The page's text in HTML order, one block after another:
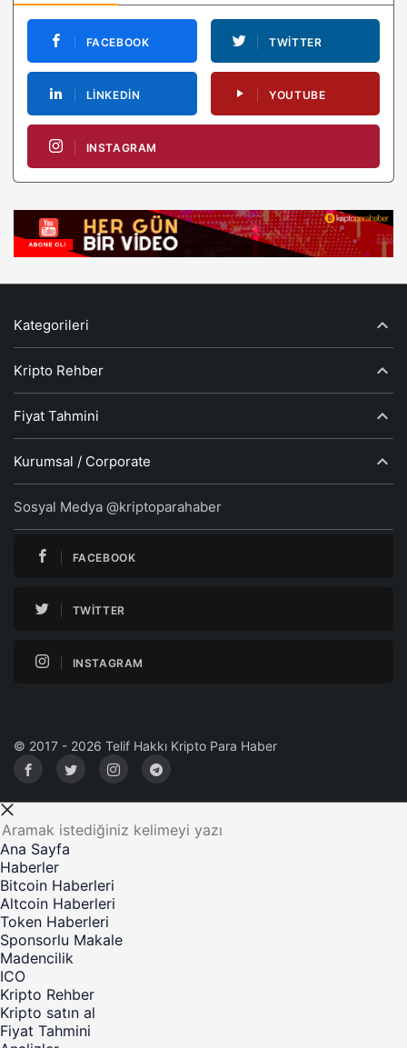
FACEBOOK TWITTER
LINKEDIN YOUTUBE
INSTAGRAM
Kategorileri
Kripto Rehber
Fiyat Tahmini
Kurumsal / Corporate
Sosyal Medya @kriptoparahaber
FACEBOOK
TWITTER
INSTAGRAM
© 2017 - 2026 Telif Hakkı Kripto Para Haber
Ana Sayfa
Haberler
Bitcoin Haberleri
Altcoin Haberleri
Token Haberleri
Sponsorlu Makale
Madencilik
ICO
Kripto Rehber
Kripto satın al
Fiyat Tahmini